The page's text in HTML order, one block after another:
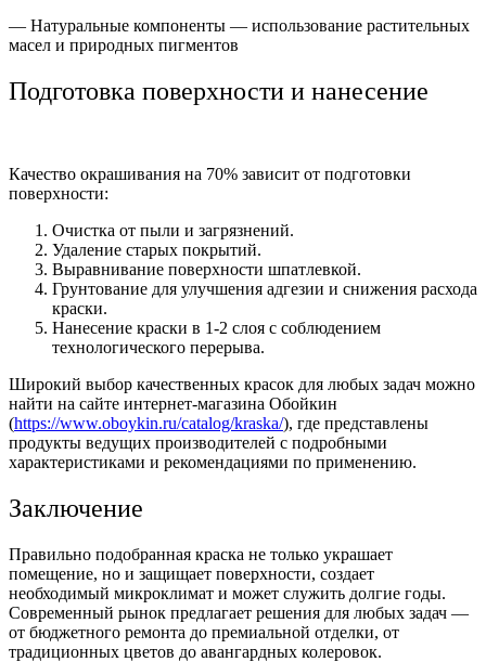
— Натуральные компоненты — использование растительных
масел и природных пигментов
Подготовка поверхности и нанесение
Качество окрашивания на 70% зависит от подготовки
поверхности:
Очистка от пыли и загрязнений.
Удаление старых покрытий.
Выравнивание поверхности шпатлевкой.
Грунтование для улучшения адгезии и снижения расхода
краски.
Нанесение краски в 1-2 слоя с соблюдением
технологического перерыва.
Широкий выбор качественных красок для любых задач можно
найти на сайте интернет-магазина Обойкин
(https://www.oboykin.ru/catalog/kraska/), где представлены
продукты ведущих производителей с подробными
характеристиками и рекомендациями по применению.
Заключение
Правильно подобранная краска не только украшает
помещение, но и защищает поверхности, создает
необходимый микроклимат и может служить долгие годы.
Современный рынок предлагает решения для любых задач —
от бюджетного ремонта до премиальной отделки, от
традиционных цветов до авангардных колеровок.